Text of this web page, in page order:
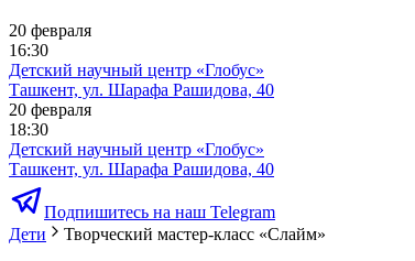
20 февраля
16:30
Детский научный центр «Глобус»
Ташкент, ул. Шарафа Рашидова, 40
20 февраля
18:30
Детский научный центр «Глобус»
Ташкент, ул. Шарафа Рашидова, 40
Подпишитесь на наш Telegram
Дети
Творческий мастер-класс «Слайм»